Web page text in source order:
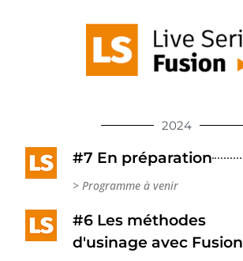
2024
#7 En préparation
> Programme à venir
#6 Les méthodes
d'usinage avec Fusion